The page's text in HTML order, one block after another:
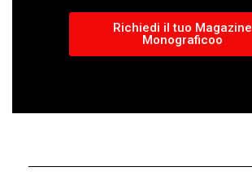
Richiedi il tuo Magazine
Monograficoo